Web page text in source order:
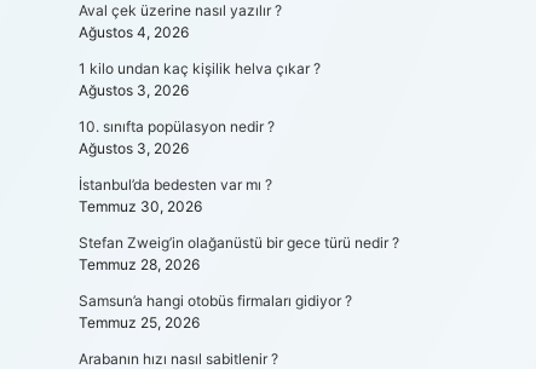
Aval çek üzerine nasıl yazılır ?
Ağustos 4, 2026
1 kilo undan kaç kişilik helva çıkar ?
Ağustos 3, 2026
10. sınıfta popülasyon nedir ?
Ağustos 3, 2026
İstanbul’da bedesten var mı ?
Temmuz 30, 2026
Stefan Zweig’in olağanüstü bir gece türü nedir ?
Temmuz 28, 2026
Samsun’a hangi otobüs firmaları gidiyor ?
Temmuz 25, 2026
Arabanın hızı nasıl sabitlenir ?